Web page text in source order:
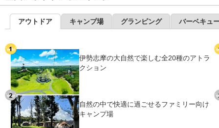
アウトドア キャンプ場 グランピング バーベキュ
伊勢志摩の大自然で楽しむ全20種のアトラ
クション
自然の中で快適に過ごせるファミリー向け
キャンプ場